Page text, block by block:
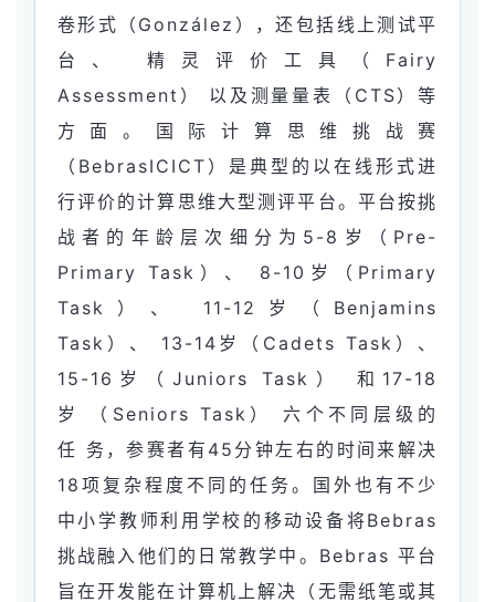
卷形式（González），还包括线上测试平
台、 精灵评价工具（Fairy
Assessment） 以及测量量表（CTS）等
方面。国际计算思维挑战赛
（BebrasICICT）是典型的以在线形式进
行评价的计算思维大型测评平台。平台按挑
战者的年龄层次 细分为5-8岁（Pre-
Primary Task）、 8-10岁（Primary
Task）、 11-12岁（Benjamins
Task）、 13-14岁（Cadets Task）、
15-16岁（Juniors Task） 和17-18
岁 （Seniors Task） 六个不同层级的
任 务，参赛者有45分钟左右的时间来解决
18项复杂程度不同的任务。国外也有不少
中小学教师利用学校的移动设备将Bebras
挑战融入他们的日常教学中。Bebras 平台
旨在开发能在计算机上解决（无需纸笔或其